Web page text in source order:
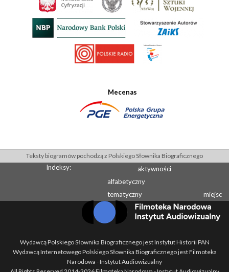
Mecenas
Teksty biogramów pochodzą z Polskiego Słownika Biograficznego
Indeksy:
aktywności
alfabetyczny
tematyczny
miejsc
Wydawcą Polskiego Słownika Biograficznego jest Instytut Historii PAN
Wydawcą Internetowego Polskiego Słownika Biograficznego jest Filmoteka
Narodowa - Instytut Audiowizualny